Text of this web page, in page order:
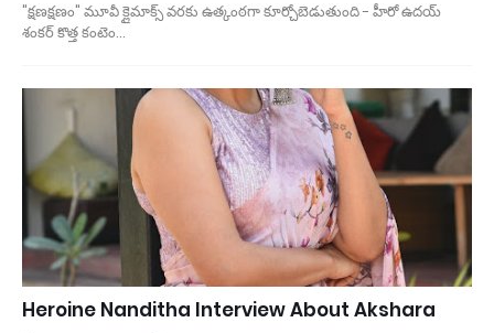
"క్షణక్షణం" మూవీ క్లైమాక్స్ వరకు ఉత్కంఠగా కూర్చోబెడుతుంది - హీరో ఉదయ్
శంకర్ కొత్త కంటెం…
Heroine Nanditha Interview About Akshara